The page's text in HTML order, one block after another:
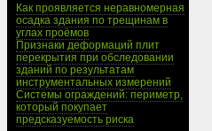
Как проявляется неравномерная
осадка здания по трещинам в
углах проёмов
Признаки деформаций плит
перекрытия при обследовании
зданий по результатам
инструментальных измерений
Системы ограждений: периметр,
который покупает
предсказуемость риска